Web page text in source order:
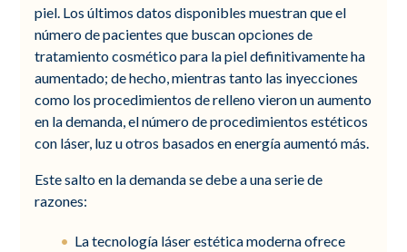
piel. Los últimos datos disponibles muestran que el
número de pacientes que buscan opciones de
tratamiento cosmético para la piel definitivamente ha
aumentado; de hecho, mientras tanto las inyecciones
como los procedimientos de relleno vieron un aumento
en la demanda, el número de procedimientos estéticos
con láser, luz u otros basados en energía aumentó más.
Este salto en la demanda se debe a una serie de
razones:
La tecnología láser estética moderna ofrece